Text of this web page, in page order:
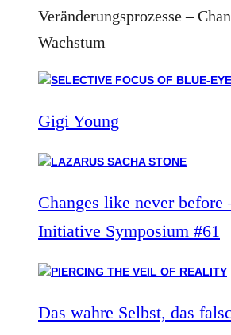
Veränderungsprozesse –
Wachstum
Gigi Young
Changes like never before
Initiative Symposium #61
Das wahre Selbst, das